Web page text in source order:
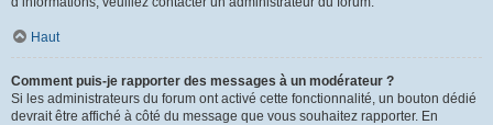
Haut
Comment puis-je rapporter des messages à un modérateur ?
Si les administrateurs du forum ont activé cette fonctionnalité, un bouton dédié
devrait être affiché à côté du message que vous souhaitez rapporter. En